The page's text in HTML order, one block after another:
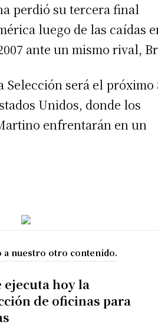
perdió su tercera final
luego de las caídas
ante un mismo rival,
será el próximo
Unidos, donde los
enfrentarán en un
a nuestro otro contenido.
ejecuta hoy la
de oficinas para